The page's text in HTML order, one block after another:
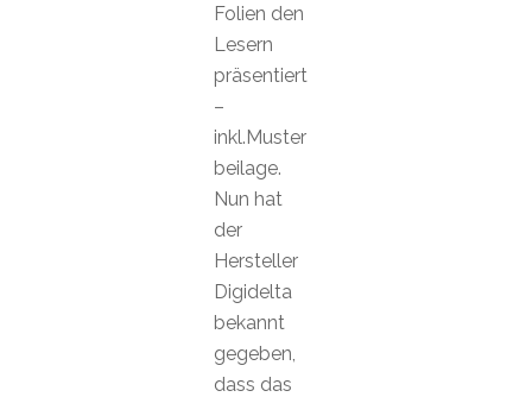
Folien den
Lesern
präsentiert
–
inkl.Muster
beilage.
Nun hat
der
Hersteller
Digidelta
bekannt
gegeben,
dass das